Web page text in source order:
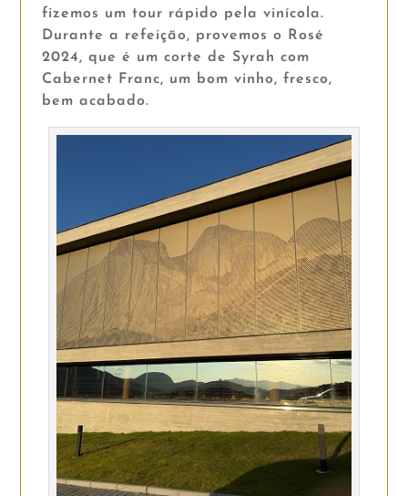
fizemos um tour rápido pela vinícola.
Durante a refeição, provemos o Rosé
2024, que é um corte de Syrah com
Cabernet Franc, um bom vinho, fresco,
bem acabado.